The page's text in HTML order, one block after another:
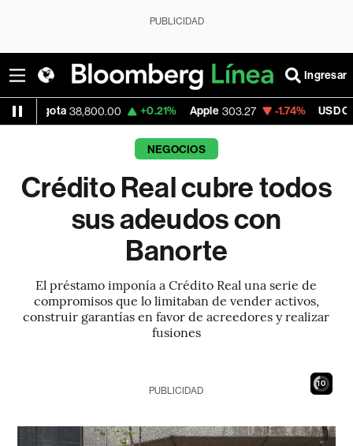
PUBLICIDAD
Ingresar
38,800.00 +0.21% Apple 303.27 -1.74% USD COP
NEGOCIOS
Crédito Real cubre todos
sus adeudos con
Banorte
El préstamo imponía a Crédito Real una serie de
compromisos que lo limitaban de vender activos,
construir garantías en favor de acreedores y realizar
fusiones
9
PUBLICIDAD